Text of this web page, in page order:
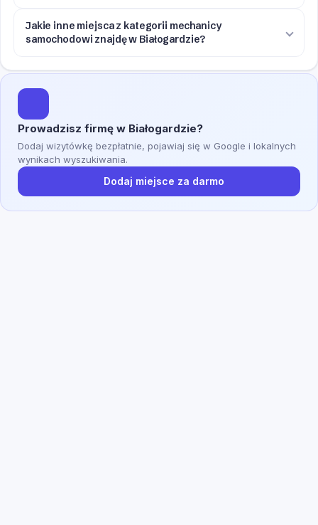
Jakie inne miejsca z kategorii mechanicy
samochodowi znajdę w Białogardzie?
Prowadzisz firmę w Białogardzie?
Dodaj wizytówkę bezpłatnie, pojawiaj się w Google i lokalnych
wynikach wyszukiwania.
Dodaj miejsce za darmo